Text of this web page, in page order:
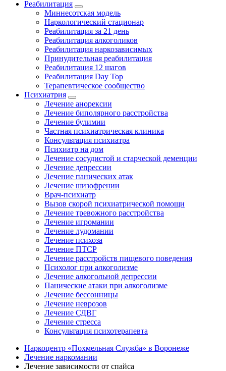
Реабилитация
Миннесотская модель
Наркологический стационар
Реабилитация за 21 день
Реабилитация алкоголиков
Реабилитация наркозависимых
Принудительная реабилитация
Реабилитация 12 шагов
Реабилитация Day Top
Терапевтическое сообщество
Психиатрия
Лечение анорексии
Лечение биполярного расстройства
Лечение булимии
Частная психиатрическая клиника
Консультация психиатра
Психиатр на дом
Лечение сосудистой и старческой деменции
Лечение депрессии
Лечение панических атак
Лечение шизофрении
Врач-психиатр
Вызов скорой психиатрической помощи
Лечение тревожного расстройства
Лечение игромании
Лечение лудомании
Лечение психоза
Лечение ПТСР
Лечение расстройств пищевого поведения
Психолог при алкоголизме
Лечение алкогольной депрессии
Панические атаки при алкоголизме
Лечение бессонницы
Лечение неврозов
Лечение СДВГ
Лечение стресса
Консультация психотерапевта
Наркоцентр «Похмельная Служба» в Воронеже
Лечение наркомании
Лечение зависимости от спайса